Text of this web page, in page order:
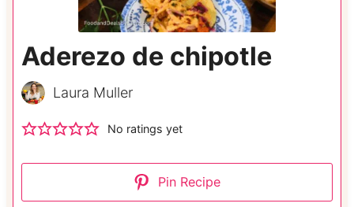
Aderezo de chipotle
Laura Muller
No ratings yet
Pin Recipe